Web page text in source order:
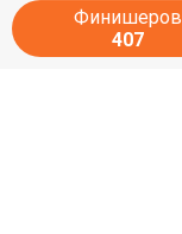
Финишеров
407